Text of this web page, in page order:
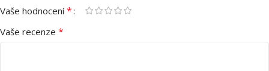
Vaše hodnocení*
Vaše recenze *